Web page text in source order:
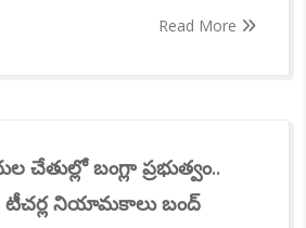
Read More
బంగ్లా ప్రభుత్వం..
నియామకాలు బంద్